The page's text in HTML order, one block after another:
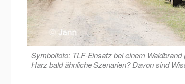
Symbolfoto: TLF-Einsatz bei einem
Harz bald ähnliche Szenarien? Davon sind